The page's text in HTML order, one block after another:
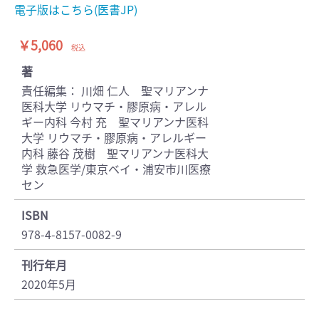
電子版はこちら(医書JP)
￥5,060 税込
著
責任編集： 川畑 仁人 聖マリアンナ
医科大学 リウマチ・膠原病・アレル
ギー内科 今村 充 聖マリアンナ医科
大学 リウマチ・膠原病・アレルギー
内科 藤谷 茂樹 聖マリアンナ医科大
学 救急医学/東京ベイ・浦安市川医療
セン
ISBN
978-4-8157-0082-9
刊行年月
2020年5月